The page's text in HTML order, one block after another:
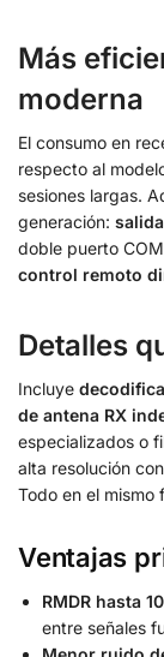
Más
moderna
El consumo en
respecto al
sesiones largas.
generación:
doble puerto
control remoto
Detalles
Incluye
de antena RX
especializados o
alta resolución
Todo en el mismo
Ventajas
RMDR hasta
entre señales